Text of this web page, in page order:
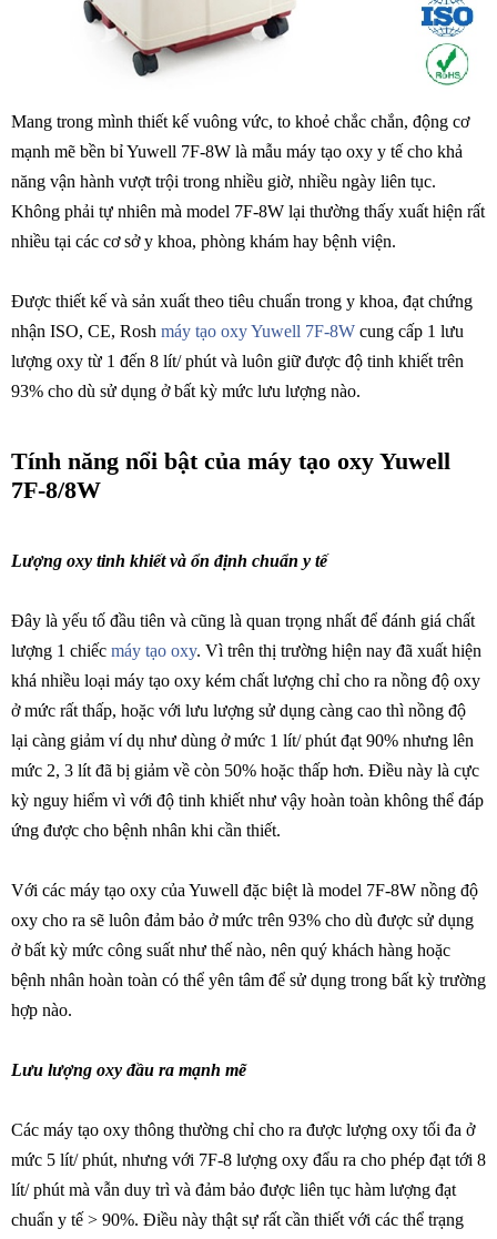
Mang trong mình thiết kế vuông vức, to khoẻ chắc chắn, động cơ
mạnh mẽ bền bỉ Yuwell 7F-8W là mẫu máy tạo oxy y tế cho khả
năng vận hành vượt trội trong nhiều giờ, nhiều ngày liên tục.
Không phải tự nhiên mà model 7F-8W lại thường thấy xuất hiện rất
nhiều tại các cơ sở y khoa, phòng khám hay bệnh viện.
Được thiết kế và sản xuất theo tiêu chuẩn trong y khoa, đạt chứng
nhận ISO, CE, Rosh máy tạo oxy Yuwell 7F-8W cung cấp 1 lưu
lượng oxy từ 1 đến 8 lít/ phút và luôn giữ được độ tinh khiết trên
93% cho dù sử dụng ở bất kỳ mức lưu lượng nào.
Tính năng nổi bật của máy tạo oxy Yuwell
7F-8/8W
Lượng oxy tinh khiết và ổn định chuẩn y tế
Đây là yếu tố đầu tiên và cũng là quan trọng nhất để đánh giá chất
lượng 1 chiếc máy tạo oxy. Vì trên thị trường hiện nay đã xuất hiện
khá nhiều loại máy tạo oxy kém chất lượng chỉ cho ra nồng độ oxy
ở mức rất thấp, hoặc với lưu lượng sử dụng càng cao thì nồng độ
lại càng giảm ví dụ như dùng ở mức 1 lít/ phút đạt 90% nhưng lên
mức 2, 3 lít đã bị giảm về còn 50% hoặc thấp hơn. Điều này là cực
kỳ nguy hiểm vì với độ tinh khiết như vậy hoàn toàn không thể đáp
ứng được cho bệnh nhân khi cần thiết.
Với các máy tạo oxy của Yuwell đặc biệt là model 7F-8W nồng độ
oxy cho ra sẽ luôn đảm bảo ở mức trên 93% cho dù được sử dụng
ở bất kỳ mức công suất như thế nào, nên quý khách hàng hoặc
bệnh nhân hoàn toàn có thể yên tâm để sử dụng trong bất kỳ trường
hợp nào.
Lưu lượng oxy đầu ra mạnh mẽ
Các máy tạo oxy thông thường chỉ cho ra được lượng oxy tối đa ở
mức 5 lít/ phút, nhưng với 7F-8 lượng oxy đẩu ra cho phép đạt tới 8
lít/ phút mà vẫn duy trì và đảm bảo được liên tục hàm lượng đạt
chuẩn y tế > 90%. Điều này thật sự rất cần thiết với các thể trạng